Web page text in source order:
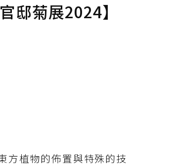
邸菊展2024】
方植物的佈置與特殊的技